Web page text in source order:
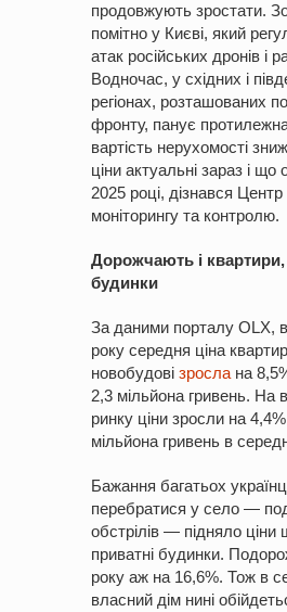
продовжують зростати.
помітно у Києві, який
атак російських дронів і
Водночас, у східних і
регіонах, розташованих
фронту, панує
вартість нерухомості
ціни актуальні зараз і що
2025 році, дізнався
моніторингу та контролю.
Дорожчають і квартири,
будинки
За даними порталу OLX,
року середня ціна
новобудові зросла на
2,3 мільйона гривень. На
ринку ціни зросли на
мільйона гривень в
Бажання багатьох
перебратися у село —
обстрілів — підняло ціни
приватні будинки.
року аж на 16,6%. Тож в
власний дім нині